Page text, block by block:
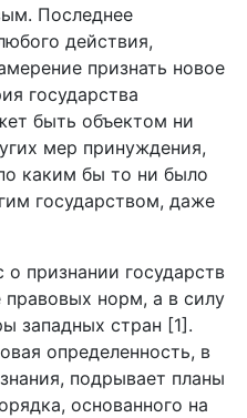
Последнее
действия,
признать новое
государства
быть объектом ни
мер принуждения,
каким бы то ни было
государством, даже
признании государств
правовых норм, а в силу
западных стран [1].
определенность, в
подрывает планы
основанного на